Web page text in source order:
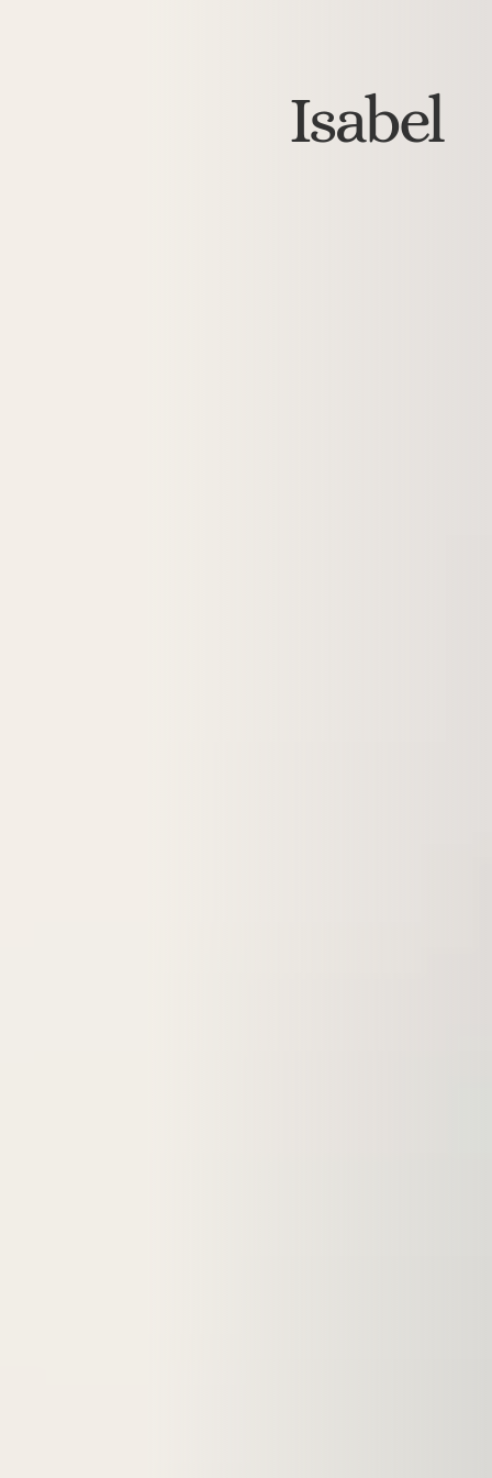
Isabel